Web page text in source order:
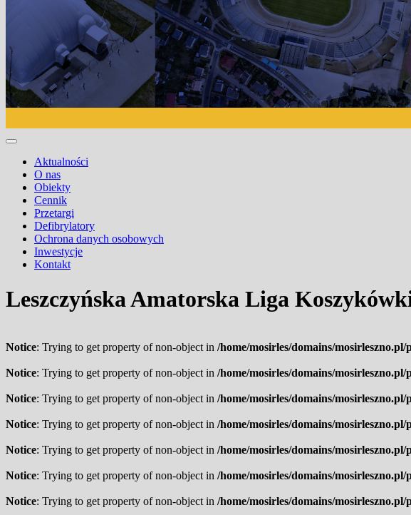
Aktualności
O nas
Obiekty
Cennik
Przetargi
Defibrylatory
Ochrona danych osobowych
Inwestycje
Kontakt
Leszczyńska Amatorska Liga
Notice: Trying to get property of non-object in /home/mosirles/domains/
Notice: Trying to get property of non-object in /home/mosirles/domains/
Notice: Trying to get property of non-object in /home/mosirles/domains/
Notice: Trying to get property of non-object in /home/mosirles/domains/
Notice: Trying to get property of non-object in /home/mosirles/domains/
Notice: Trying to get property of non-object in /home/mosirles/domains/
Notice: Trying to get property of non-object in /home/mosirles/domains/